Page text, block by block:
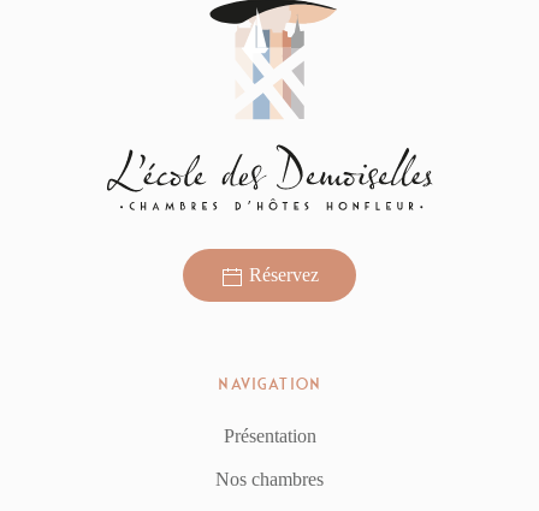
Réservez
NAVIGATION
Présentation
Nos chambres